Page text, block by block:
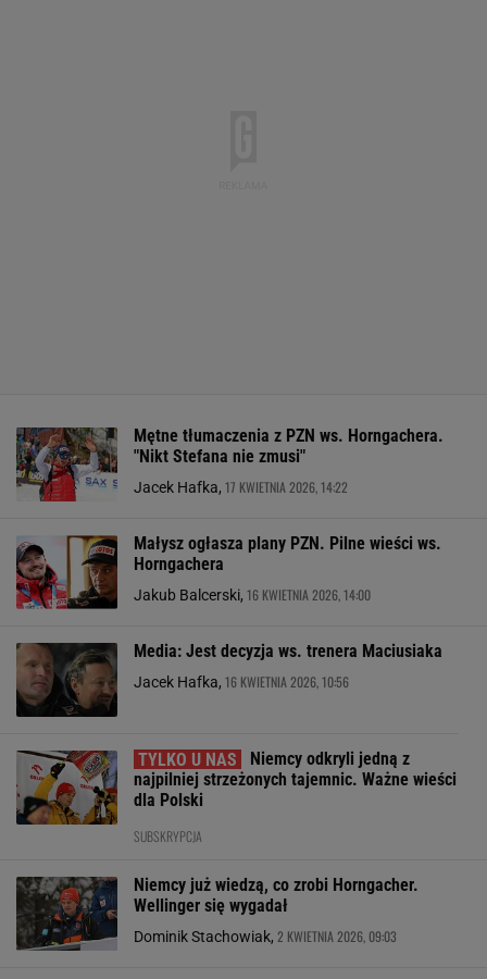
Mętne tłumaczenia z PZN ws. Horngachera.
"Nikt Stefana nie zmusi"
Jacek Hafka, 17 KWIETNIA 2026, 14:22
Małysz ogłasza plany PZN. Pilne wieści ws.
Horngachera
Jakub Balcerski, 16 KWIETNIA 2026, 14:00
Media: Jest decyzja ws. trenera Maciusiaka
Jacek Hafka, 16 KWIETNIA 2026, 10:56
Niemcy odkryli jedną z
najpilniej strzeżonych tajemnic. Ważne wieści
dla Polski
SUBSKRYPCJA
Niemcy już wiedzą, co zrobi Horngacher.
Wellinger się wygadał
Dominik Stachowiak, 2 KWIETNIA 2026, 09:03